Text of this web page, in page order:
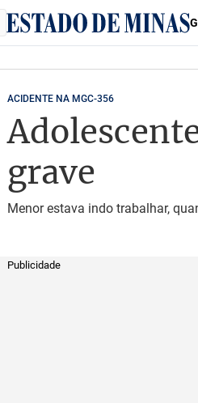
ACIDENTE NA MGC-356
grave
Menor estava indo trabalhar,
Publicidade